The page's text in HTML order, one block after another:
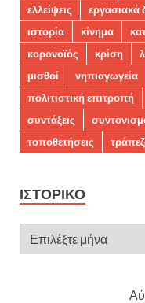
ελλείψεις
εργασιακά
ιστορία
κίνημα
κορονοϊός
κρίση
μισθοί
νηπιαγωγεία
πολιτιστική επιτροπή
συντάξεις
τοποθετήσεις
ΙΣΤΟΡΙΚΌ